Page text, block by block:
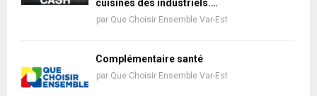
cuisines des industriels.…
par Que Choisir Ensemble Var-Est
Complémentaire santé
par Que Choisir Ensemble Var-Est